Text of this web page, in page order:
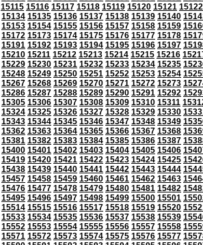
15115 15116 15117 15118 15119 15120 15121 15122
15134 15135 15136 15137 15138 15139 15140
15153 15154 15155 15156 15157 15158 15159
15172 15173 15174 15175 15176 15177 15178
15191 15192 15193 15194 15195 15196 15197
15210 15211 15212 15213 15214 15215 15216
15229 15230 15231 15232 15233 15234 15235
15248 15249 15250 15251 15252 15253 15254
15267 15268 15269 15270 15271 15272 15273
15286 15287 15288 15289 15290 15291 15292
15305 15306 15307 15308 15309 15310 15311
15324 15325 15326 15327 15328 15329 15330
15343 15344 15345 15346 15347 15348 15349
15362 15363 15364 15365 15366 15367 15368
15381 15382 15383 15384 15385 15386 15387
15400 15401 15402 15403 15404 15405 15406
15419 15420 15421 15422 15423 15424 15425
15438 15439 15440 15441 15442 15443 15444
15457 15458 15459 15460 15461 15462 15463
15476 15477 15478 15479 15480 15481 15482
15495 15496 15497 15498 15499 15500 15501
15514 15515 15516 15517 15518 15519 15520
15533 15534 15535 15536 15537 15538 15539
15552 15553 15554 15555 15556 15557 15558
15571 15572 15573 15574 15575 15576 15577